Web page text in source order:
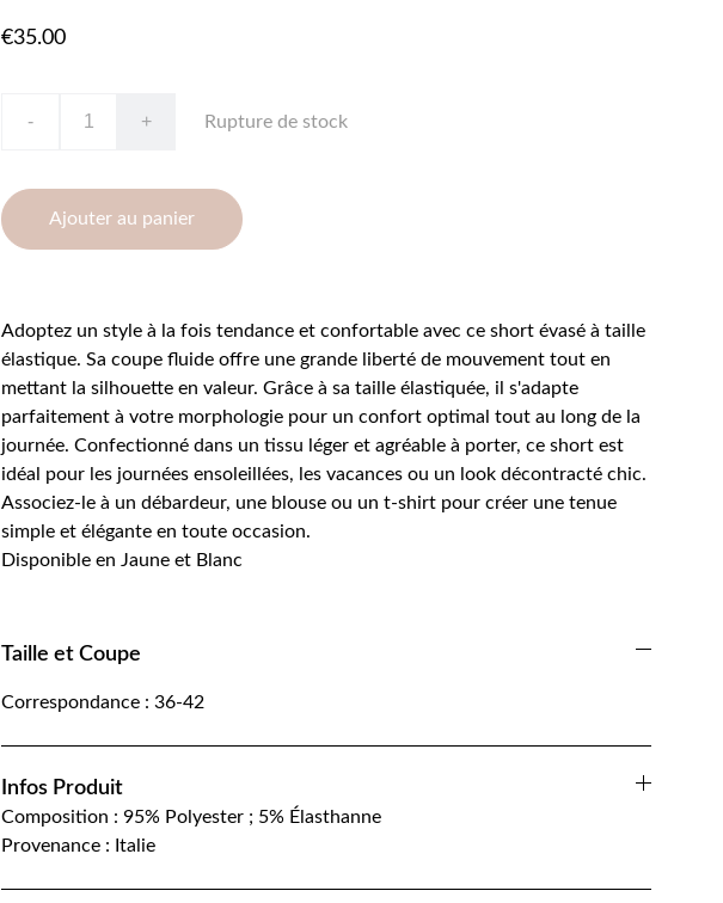
€35.00
- + Rupture de stock
Ajouter au panier
Adoptez un style à la fois tendance et confortable avec ce short évasé à taille
élastique. Sa coupe fluide offre une grande liberté de mouvement tout en
mettant la silhouette en valeur. Grâce à sa taille élastiquée, il s'adapte
parfaitement à votre morphologie pour un confort optimal tout au long de la
journée. Confectionné dans un tissu léger et agréable à porter, ce short est
idéal pour les journées ensoleillées, les vacances ou un look décontracté chic.
Associez-le à un débardeur, une blouse ou un t-shirt pour créer une tenue
simple et élégante en toute occasion.
Disponible en Jaune et Blanc
Taille et Coupe
Correspondance : 36-42
Infos Produit
Composition : 95% Polyester ; 5% Élasthanne
Provenance : Italie